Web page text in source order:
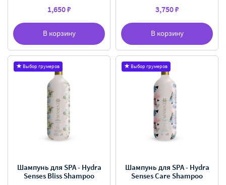
В корзину
1,650 ₽
В корзину
3,750 ₽
Выбор грумеров
Шампунь для SPA - Hydra
Senses Bliss Shampoo
Выбор грумеров
Шампунь для SPA - Hydra
Senses Care Shampoo